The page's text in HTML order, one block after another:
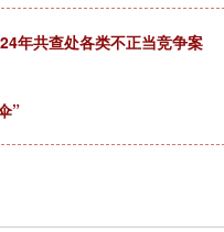
年共查处各类不正当竞争案
”